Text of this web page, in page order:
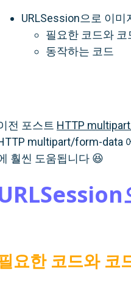
URLSession으로 이
필요한 코드와
동작하는 코드
전 포스트 HTTP
multipart/form-data
훨씬 도움됩니다 😆
요한 코드와 코